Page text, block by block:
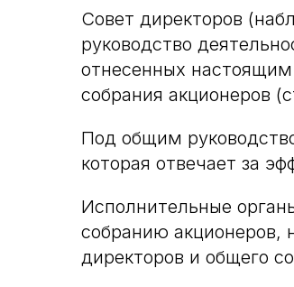
Совет директоров
руководство
отнесенных
собрания акционеров
Под общим
которая отвечает за
Исполнительные
собранию акционеров,
директоров и общего